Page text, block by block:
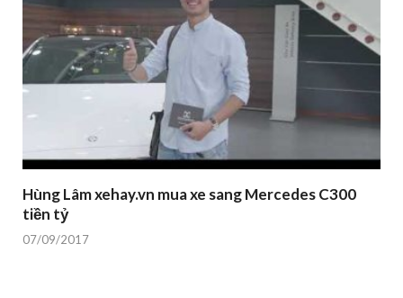
Hùng Lâm xehay.vn mua xe sang Mercedes C300
tiền tỷ
07/09/2017